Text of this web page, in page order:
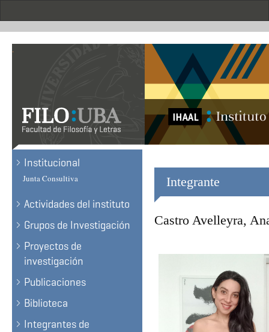
.
Institucional
Junta Consultiva
Actividades del instituto
Grupos de Investigación
Proyectos de
investigación
Publicaciones
Biblioteca
Integrantes de
Integrante
Castro Avelleyra,